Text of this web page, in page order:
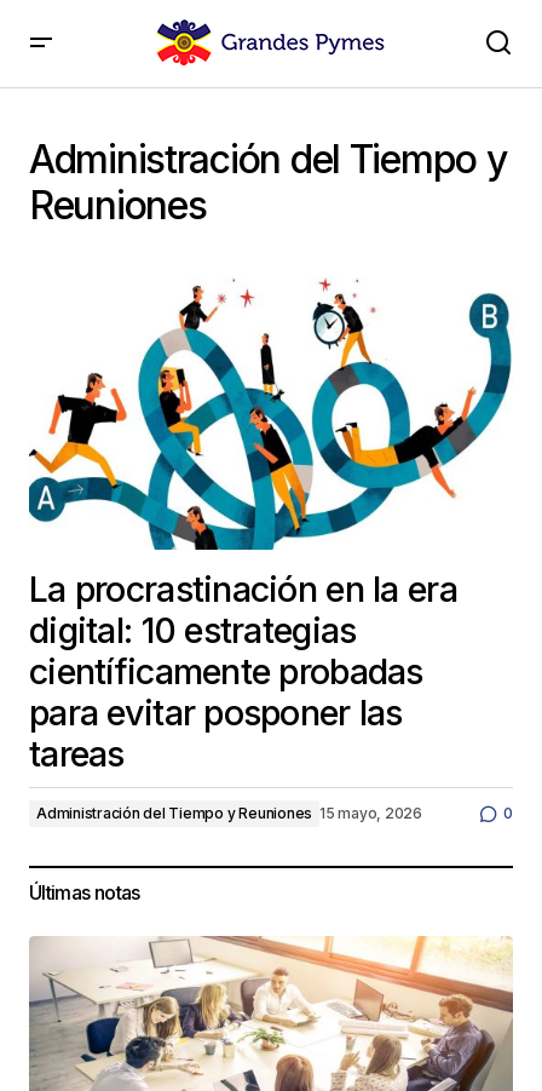
Administración del Tiempo y
Reuniones
La procrastinación en la era
digital: 10 estrategias
científicamente probadas
para evitar posponer las
tareas
Administración del Tiempo y Reuniones 15 mayo, 2026 0
Últimas notas